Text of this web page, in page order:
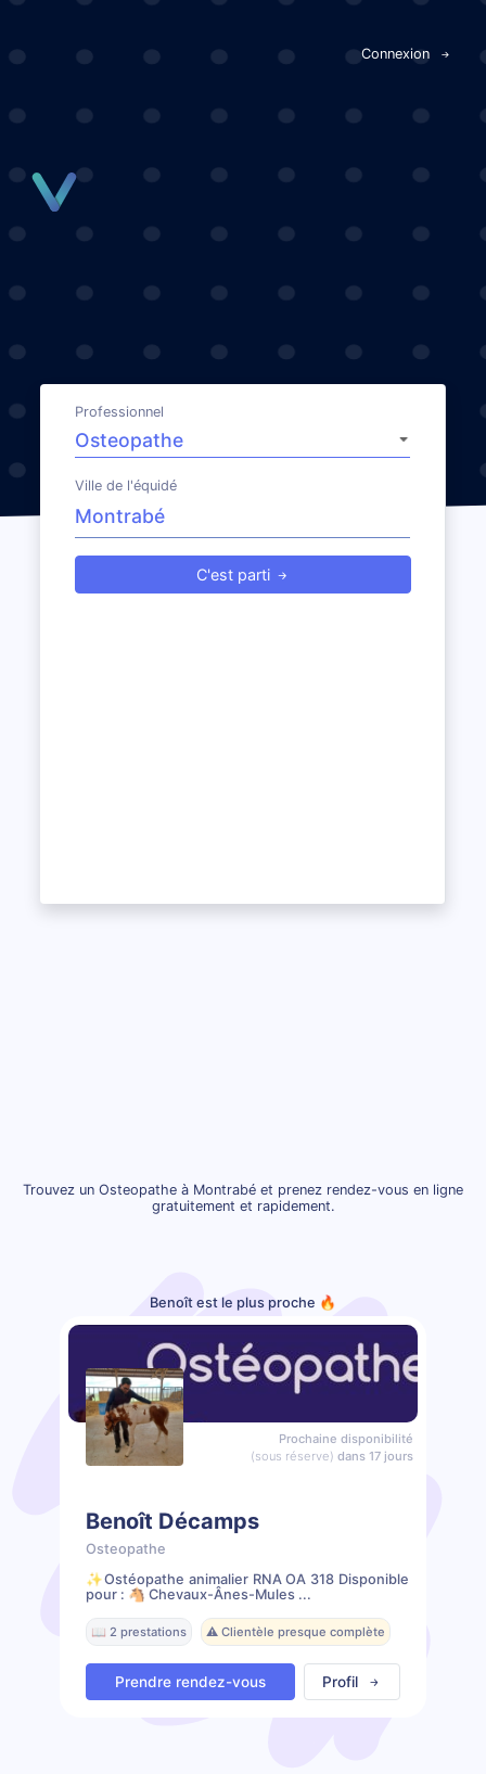
Connexion
Professionnel
Ville de l'équidé
C'est parti
Trouvez un Osteopathe à Montrabé et prenez rendez-vous en ligne
gratuitement et rapidement.
Benoît est le plus proche 🔥
Prochaine disponibilité
(sous réserve) dans 17 jours
Benoît Décamps
Osteopathe
✨️Ostéopathe animalier RNA OA 318 Disponible
pour : 🐴 Chevaux-Ânes-Mules ...
📖 2 prestations ⚠️ Clientèle presque complète
Prendre rendez-vous Profil